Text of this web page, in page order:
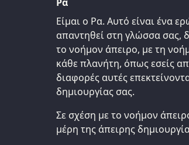
Είμαι ο Ρα. Αυτό είναι ένα
απαντηθεί στη γλώσσα σας,
το νοήμον άπειρο, με τη
κάθε πλανήτη, όπως εσείς
διαφορές αυτές
δημιουργίας σας.
Σε σχέση με το νοήμον
μέρη της άπειρης